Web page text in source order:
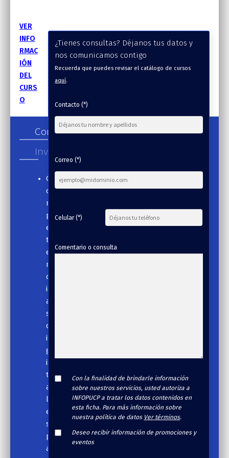
VER
INFO
RMAC
IÓN
DEL
CURS
O
Contenido
Inversión
C
o
m
p
e
t
e
n
c
i
a
s
d
i
g
i
t
a
l
e
s
p
a
¿Tienes consultas? Déjanos tus datos y
nos comunicamos contigo
Recuerda que puedes revisar el catálogo de cursos
aquí.
Contacto (*)
Correo (*)
Celular (*)
Comentario o consulta
Con la finalidad de brindarle información
sobre nuestros servicios, usted autoriza a
INFOPUCP a tratar los datos contenidos en
esta ficha. Para más información sobre
nuestra política de datos Ver términos.
Deseo recibir información de promociones y
eventos